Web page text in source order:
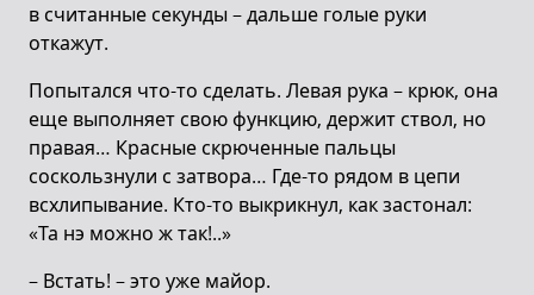
в считанные секунды – дальше голые руки
откажут.
Попытался что-то сделать. Левая рука – крюк, она
еще выполняет свою функцию, держит ствол, но
правая… Красные скрюченные пальцы
соскользнули с затвора… Где-то рядом в цепи
всхлипывание. Кто-то выкрикнул, как застонал:
«Та нэ можно ж так!..»
– Встать! – это уже майор.